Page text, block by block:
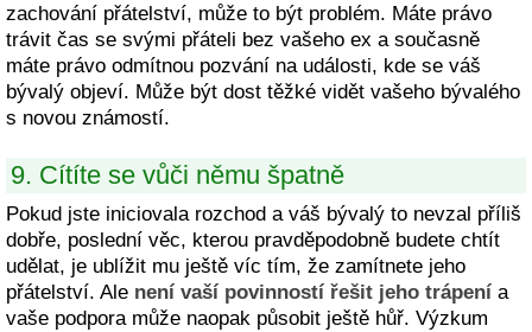
zachování přátelství, může to být problém. Máte právo
trávit čas se svými přáteli bez vašeho ex a současně
máte právo odmítnou pozvání na události, kde se váš
bývalý objeví. Může být dost těžké vidět vašeho bývalého
s novou známostí.
9. Cítíte se vůči němu špatně
Pokud jste iniciovala rozchod a váš bývalý to nevzal příliš
dobře, poslední věc, kterou pravděpodobně budete chtít
udělat, je ublížit mu ještě víc tím, že zamítnete jeho
přátelství. Ale není vaší povinností řešit jeho trápení a
vaše podpora může naopak působit ještě hůř. Výzkum